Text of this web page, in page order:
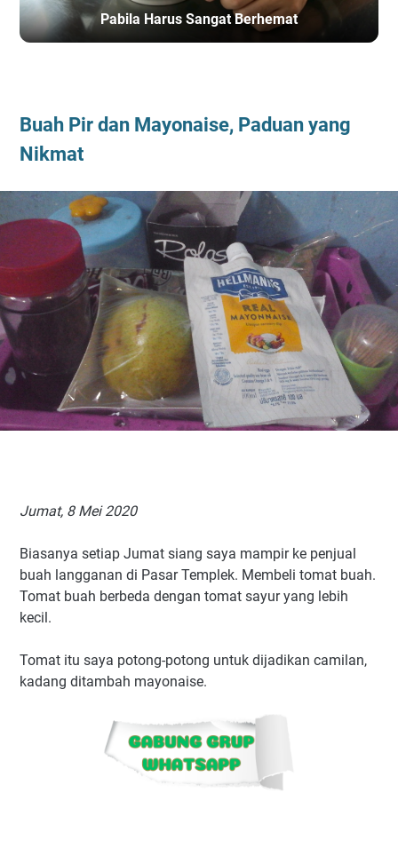
Pabila Harus Sangat Berhemat
Buah Pir dan Mayonaise, Paduan yang
Nikmat
Jumat, 8 Mei 2020
Biasanya setiap Jumat siang saya mampir ke penjual
buah langganan di Pasar Templek. Membeli tomat buah.
Tomat buah berbeda dengan tomat sayur yang lebih
kecil.
Tomat itu saya potong-potong untuk dijadikan camilan,
kadang ditambah mayonaise.